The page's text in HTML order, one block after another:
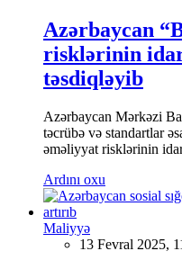
Azərbaycan
risklərinin
təsdiqləyib
Azərbaycan Mərkəzi
təcrübə və standartlar
əməliyyat risklərinin
Ardını oxu
Maliyyə
13 Fevral 2025,